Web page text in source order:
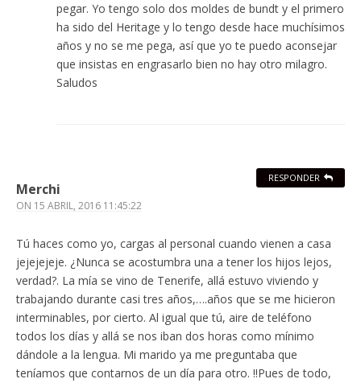
pegar. Yo tengo solo dos moldes de bundt y el primero
ha sido del Heritage y lo tengo desde hace muchísimos
años y no se me pega, así que yo te puedo aconsejar
que insistas en engrasarlo bien no hay otro milagro.
Saludos
Merchi
ON 15 ABRIL, 2016 11:45:22
Tú haces como yo, cargas al personal cuando vienen a casa
jejejejeje. ¿Nunca se acostumbra una a tener los hijos lejos,
verdad?. La mía se vino de Tenerife, allá estuvo viviendo y
trabajando durante casi tres años,….años que se me hicieron
interminables, por cierto. Al igual que tú, aire de teléfono
todos los días y allá se nos iban dos horas como mínimo
dándole a la lengua. Mi marido ya me preguntaba que
teníamos que contarnos de un día para otro. !!Pues de todo,
RESPONDER